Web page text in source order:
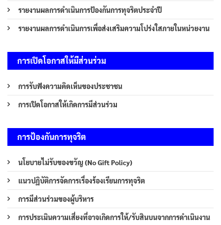
รายงานผลการดำเนินการป้องกันการทุจริตประจำปี
รายงานผลการดำเนินการเพื่อส่งเสริมความโปร่งใสภายในหน่วยงาน
การเปิดโอกาสให้มีส่วนร่วม
การรับฟังความคิดเห็นของประชาชน
การเปิดโอกาสให้เกิดการมีส่วนร่วม
การป้องกันการทุจริต
นโยบายไม่รับของขวัญ (No Gift Policy)
แนวปฏิบัติการจัดการเรื่องร้องเรียนการทุจริต
การมีส่วนร่วมของผู้บริหาร
การประเมินความเสี่ยงที่อาจเกิดการให้/รับสินบนจากการดำเนินงาน